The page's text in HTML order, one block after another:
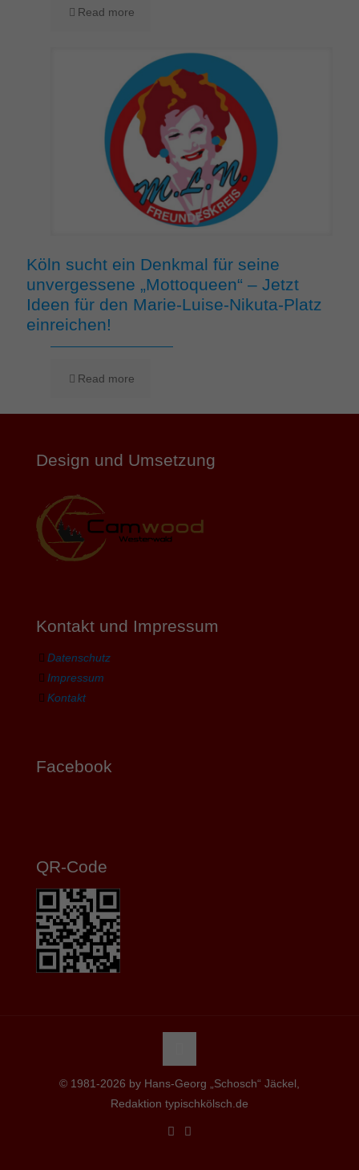
Read more
Köln sucht ein Denkmal für seine
unvergessene „Mottoqueen“ – Jetzt
Ideen für den Marie-Luise-Nikuta-Platz
einreichen!
Read more
Design und Umsetzung
Kontakt und Impressum
Datenschutz
Impressum
Kontakt
Facebook
QR-Code
© 1981-2026 by Hans-Georg „Schosch“ Jäckel,
Redaktion typischkölsch.de